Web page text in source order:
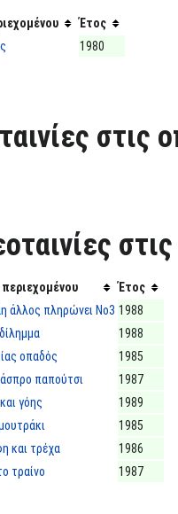
Έτος
1980
στις
Έτος
άλλος πληρώνει Νο3 1988
1988
οπαδός
1985
άσπρο παπούτσι
1987
γόης
1989
1985
και τρέχα
1986
τραίνο
1987